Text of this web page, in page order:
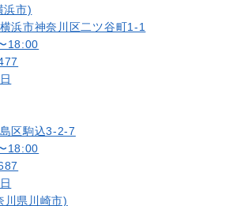
浜市)
浜市神奈川区二ツ谷町1-1
18:00
区駒込3-2-7
18:00